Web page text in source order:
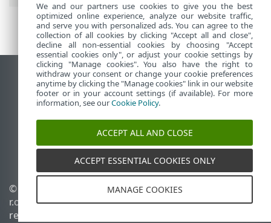
Ver sitio del escritorio
End of Life
Base de conocimiento de ESET
ESET Status Portal
Soporte regional
© 1992 - 2026 ESET, spol. s
r.o. - Todos los derechos
reservados.
Administrar perfiles
Política de cookies
We and our partners use cookies to give you the best
optimized online experience, analyze our website traffic,
and serve you with personalized ads. You can agree to the
collection of all cookies by clicking "Accept all and close",
decline all non-essential cookies by choosing "Accept
essential cookies only", or adjust your cookie settings by
clicking "Manage cookies". You also have the right to
withdraw your consent or change your cookie preferences
anytime by clicking the "Manage cookies" link in our website
footer or in your account settings (if available). For more
information, see ourCookie Policy.
ACCEPT ALL AND CLOSE
ACCEPT ESSENTIAL COOKIES ONLY
MANAGE COOKIES